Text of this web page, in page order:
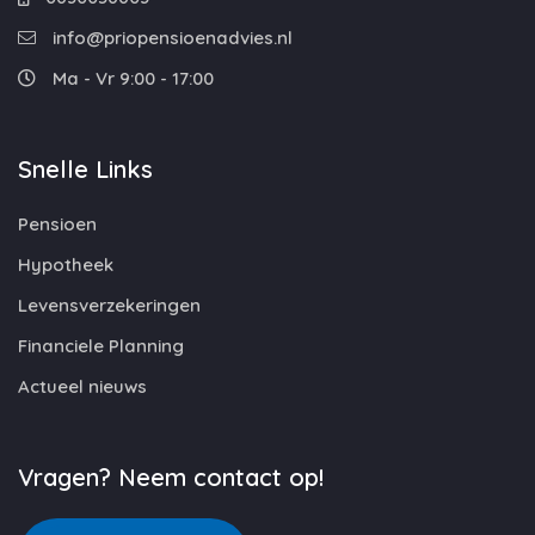
info@priopensioenadvies.nl
Ma - Vr 9:00 - 17:00
Snelle Links
Pensioen
Hypotheek
Levensverzekeringen
Financiele Planning
Actueel nieuws
Vragen? Neem contact op!